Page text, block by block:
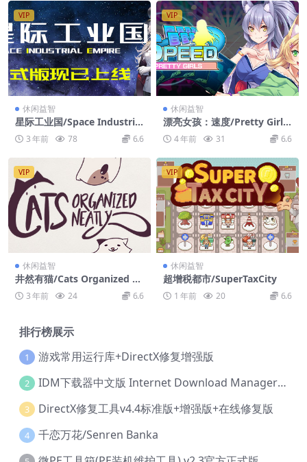
VIP
休闲益智
星际工业国/Space Industrial
Empire
3 年前 78 6.6
VIP
休闲益智
漂亮女孩：速度/Pretty Girls
Speed
4 年前 31 6.6
VIP
休闲益智
井然有猫/Cats Organized N
eatly3 年前 24 6.6
VIP
休闲益智
超增税都市/SuperTaxCity
1 年前 20 6.6
排行榜展示
1 游戏常用运行库+DirectX修复增强版
2 IDM下载器中文版 Internet Download Manager v6.42.36 IDM
3 DirectX修复工具v4.4标准版+增强版+在线修复版
4 千恋万花/Senren Banka